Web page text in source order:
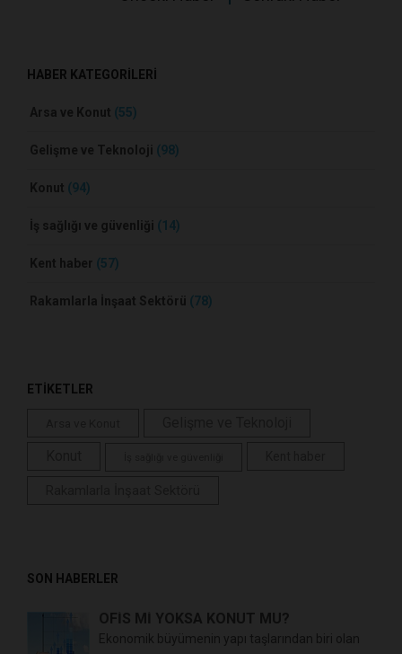
HABER KATEGORİLERİ
Arsa ve Konut (55)
Gelişme ve Teknoloji (98)
Konut (94)
İş sağlığı ve güvenliği (14)
Kent haber (57)
Rakamlarla İnşaat Sektörü (78)
ETİKETLER
SON HABERLER
OFİS Mİ YOKSA KONUT MU?
Ekonomik büyümenin yapı taşlarından biri olan